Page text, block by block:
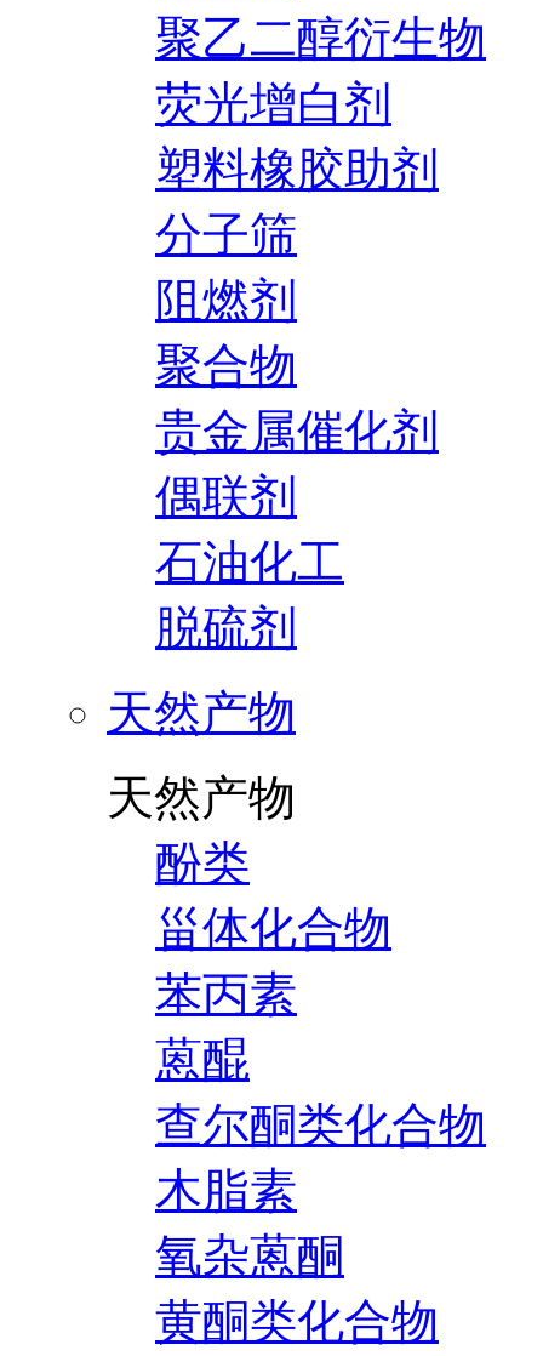
聚乙二醇衍生物
荧光增白剂
塑料橡胶助剂
分子筛
阻燃剂
聚合物
贵金属催化剂
偶联剂
石油化工
脱硫剂
天然产物
天然产物
酚类
甾体化合物
苯丙素
蒽醌
查尔酮类化合物
木脂素
氧杂蒽酮
黄酮类化合物